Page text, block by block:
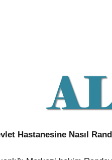
Hastanesine Nasıl